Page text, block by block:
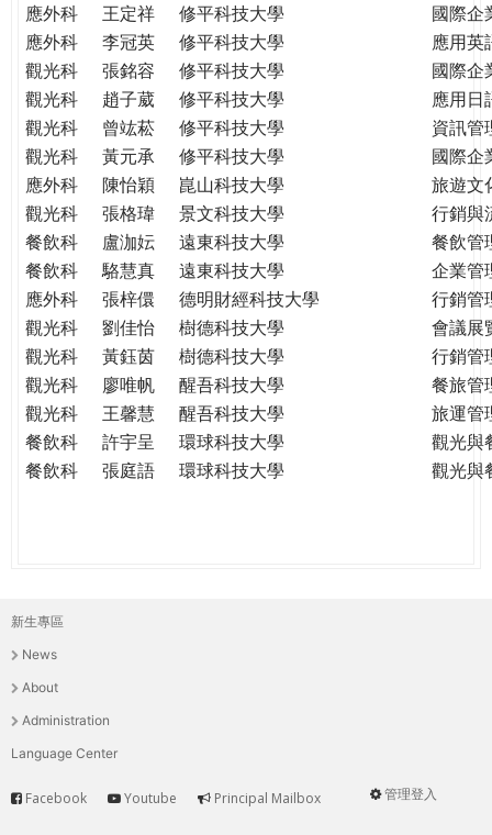
應外科
王定祥 修平科技大學
國際企
應外科
李冠英 修平科技大學
應用英
觀光科
張銘容 修平科技大學
國際企
觀光科
趙子葳 修平科技大學
應用日
觀光科
曾竑菘 修平科技大學
資訊管
觀光科
黃元承 修平科技大學
國際企
應外科
陳怡穎 崑山科技大學
旅遊文
觀光科
張格瑋 景文科技大學
行銷與
餐飲科
盧泇妘 遠東科技大學
餐飲管
餐飲科
駱慧真 遠東科技大學
企業管
應外科
張梓儇 德明財經科技大學
行銷管
觀光科
劉佳怡 樹德科技大學
會議展
觀光科
黃鈺茵 樹德科技大學
行銷管
觀光科
廖唯帆 醒吾科技大學
餐旅管
觀光科
王馨慧 醒吾科技大學
旅運管
餐飲科
許宇呈 環球科技大學
觀光與
餐飲科
張庭語 環球科技大學 觀光與
主
選
單
新生專區
News
About
Administration
Language Center
User
管理登入
Service
Facebook Youtube Principal Mailbox